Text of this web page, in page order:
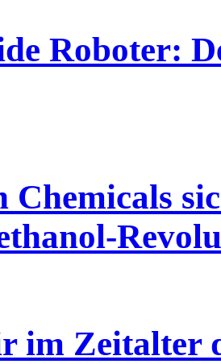
Roboter:
Chemicals
im Zeitalter